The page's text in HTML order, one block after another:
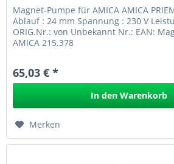
Magnet-Pumpe für AMICA AMICA
Ablauf : 24 mm Spannung : 230 V
ORIG.Nr.: von Unbekannt Nr.: EAN:
AMICA 215.378
65,03 € *
In den Warenkorb
Merken